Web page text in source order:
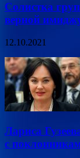
Солистка
верной
12.10.2021
Лариса
с